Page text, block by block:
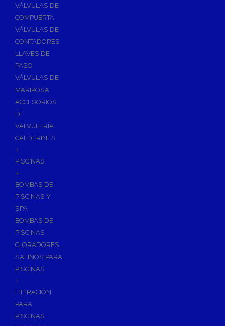
VÁLVULAS DE
COMPUERTA
VÁLVULAS DE
CONTADORES
LLAVES DE
PASO
VÁLVULAS DE
MARIPOSA
ACCESORIOS
DE
VALVULERÍA
CALDERINES
+
PISCINAS
+
BOMBAS DE
PISCINAS Y
SPA
BOMBAS DE
PISCINAS
CLORADORES
SALINOS PARA
PISCINAS
+
FILTRACIÓN
PARA
PISCINAS